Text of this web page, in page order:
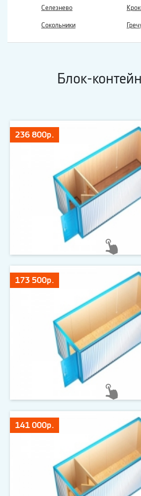
Селезнево
Сокольники
Блок-
236 800р.
173 500р.
141 000р.